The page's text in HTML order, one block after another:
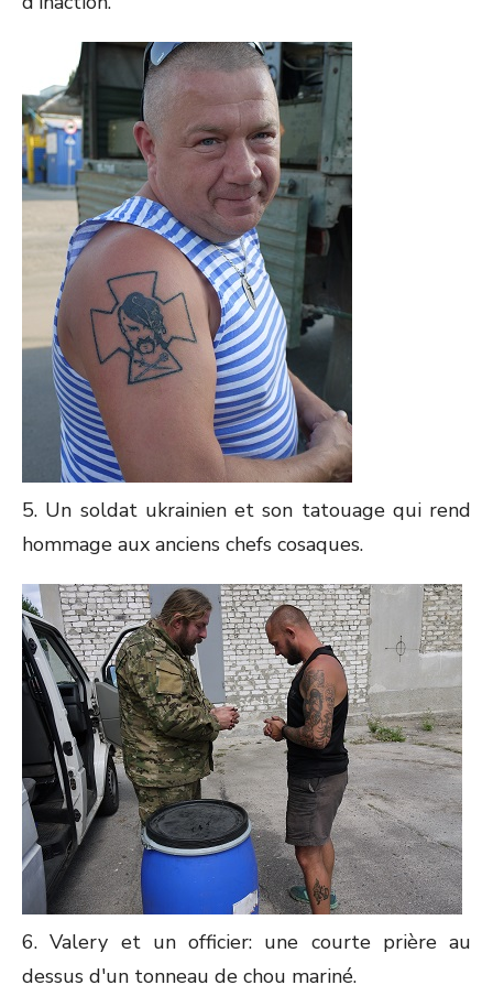
5. Un soldat ukrainien et son tatouage qui rend
hommage aux anciens chefs cosaques.
6. Valery et un officier: une courte prière au
dessus d'un tonneau de chou mariné.